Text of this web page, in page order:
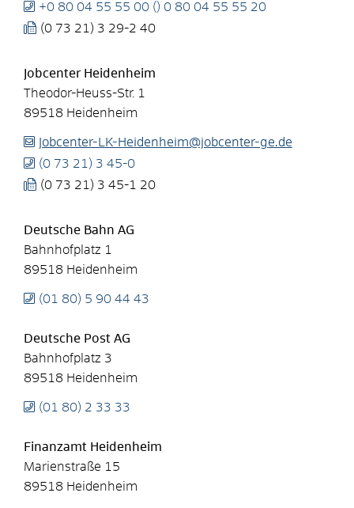
+0 80 04 55 55 00 () 0 80 04 55 55 20
(0 73 21) 3 29-2 40
Jobcenter Heidenheim
Theodor-Heuss-Str. 1
89518 Heidenheim
Jobcenter-LK-Heidenheim@jobcenter-ge.de
(0 73 21) 3 45-0
(0 73 21) 3 45-1 20
Deutsche Bahn AG
Bahnhofplatz 1
89518 Heidenheim
(01 80) 5 90 44 43
Deutsche Post AG
Bahnhofplatz 3
89518 Heidenheim
(01 80) 2 33 33
Finanzamt Heidenheim
Marienstraße 15
89518 Heidenheim